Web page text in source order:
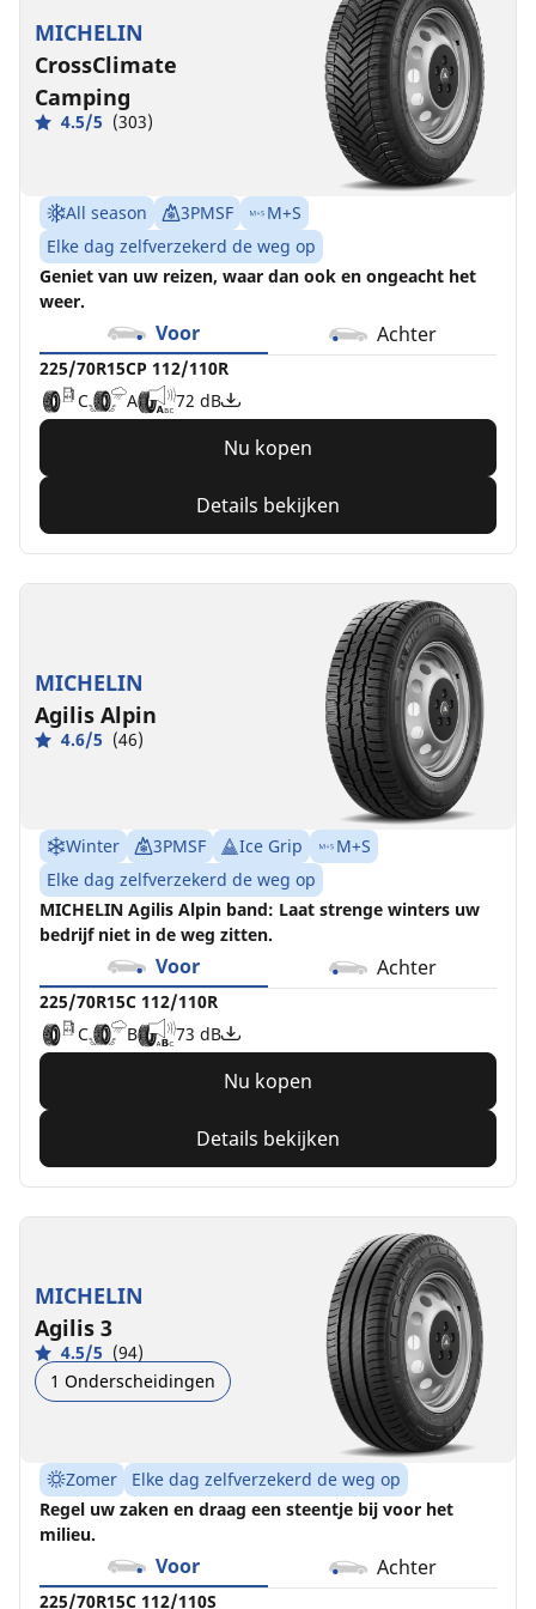
MICHELIN
CrossClimate
Camping
4.5/5 (303)
All season 3PMSF
M+S
Elke dag zelfverzekerd de weg op
Geniet van uw reizen, waar dan ook en ongeacht het
weer.
Voor Achter
225/70R15CP 112/110R
C
A 72 dB
Nu kopen
Details bekijken
MICHELIN
Agilis Alpin
4.6/5 (46)
Winter 3PMSF Ice Grip
M+S
Elke dag zelfverzekerd de weg op
MICHELIN Agilis Alpin band: Laat strenge winters uw
bedrijf niet in de weg zitten.
Voor Achter
225/70R15C 112/110R
C
B 73 dB
Nu kopen
Details bekijken
MICHELIN
Agilis 3
4.5/5 (94)
1 Onderscheidingen
Zomer
Elke dag zelfverzekerd de weg op
Regel uw zaken en draag een steentje bij voor het
milieu.
Voor Achter
225/70R15C 112/110S